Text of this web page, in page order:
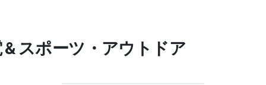
スポーツ・アウトドア